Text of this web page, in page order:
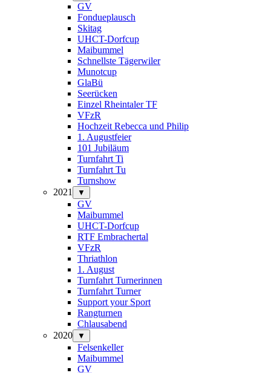
GV
Fondueplausch
Skitag
UHCT-Dorfcup
Maibummel
Schnellste Tägerwiler
Munotcup
GlaBü
Seerücken
Einzel Rheintaler TF
VFzR
Hochzeit Rebecca und Philip
1. Augustfeier
101 Jubiläum
Turnfahrt Ti
Turnfahrt Tu
Turnshow
2021
▼
GV
Maibummel
UHCT-Dorfcup
RTF Embrachertal
VFzR
Thriathlon
1. August
Turnfahrt Turnerinnen
Turnfahrt Turner
Support your Sport
Rangturnen
Chlausabend
2020
▼
Felsenkeller
Maibummel
GV